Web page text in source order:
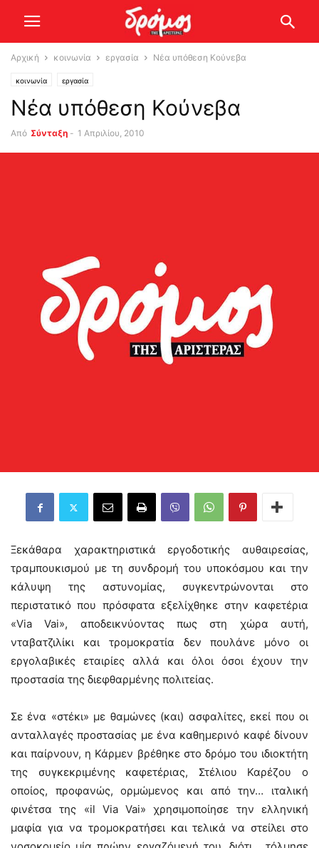
Αρχική κοινωνία εργασία Νέα υπόθεση Κούνεβα
κοινωνία εργασία
Νέα υπόθεση Κούνεβα
Από Σύνταξη - 1 Απριλίου, 2010
Ξεκάθαρα χαρακτηριστικά εργοδοτικής αυθαιρεσίας,
τραμπουκισμού με τη συνδρομή του υποκόσμου και την
κάλυψη της αστυνομίας, συγκεντρώνονται στο
περιστατικό που πρόσφατα εξελίχθηκε στην καφετέρια
«Via Vai», αποδεικνύοντας πως στη χώρα αυτή,
νταβατζιλίκι και τρομοκρατία δεν πουλάνε μόνο οι
εργολαβικές εταιρίες αλλά και όλοι όσοι έχουν την
προστασία της διεφθαρμένης πολιτείας.
Σε ένα «στέκι» με θαμώνες (και) ασφαλίτες, εκεί που οι
ανταλλαγές προστασίας με ένα καθημερινό καφέ δίνουν
και παίρνουν, η Κάρμεν βρέθηκε στο δρόμο του ιδιοκτήτη
της συγκεκριμένης καφετέριας, Στέλιου Καρέζου ο
οποίος, προφανώς, ορμώμενος και από την… ιταλική
φινέτσα της «il Via Vai» χρησιμοποίησε την ελληνική
μαφία για να τρομοκρατήσει και τελικά να στείλει στο